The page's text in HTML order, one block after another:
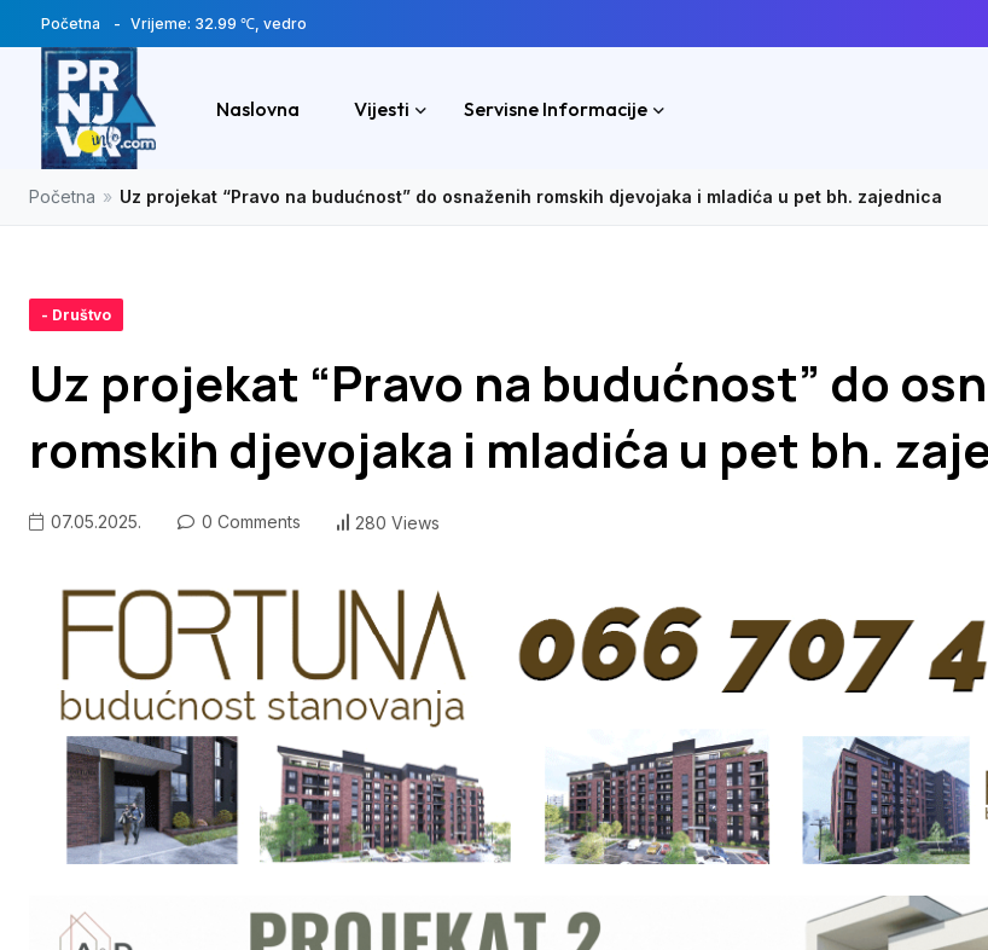
Početna Vrijeme: 32.99 ℃, vedro
Naslovna Vijesti Servisne Informacije
Početna » Uz projekat “Pravo na budućnost” do osnaženih romskih djevojaka i mladića u pet bh. zajednica
- Društvo
Uz projekat “Pravo na budućnost” do
romskih djevojaka i mladića u pet bh.
07.05.2025. 0 Comments 280 Views